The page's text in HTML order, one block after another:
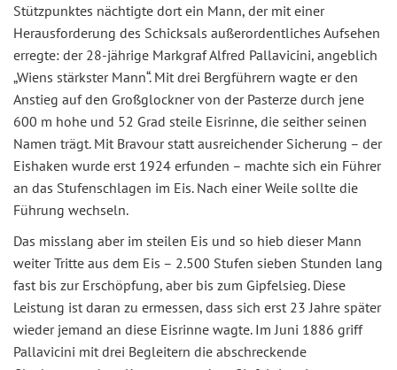
Stützpunktes nächtigte dort ein Mann, der mit einer
Herausforderung des Schicksals außerordentliches Aufsehen
erregte: der 28-jährige Markgraf Alfred Pallavicini, angeblich
„Wiens stärkster Mann“. Mit drei Bergführern wagte er den
Anstieg auf den Großglockner von der Pasterze durch jene
600 m hohe und 52 Grad steile Eisrinne, die seither seinen
Namen trägt. Mit Bravour statt ausreichender Sicherung – der
Eishaken wurde erst 1924 erfunden – machte sich ein Führer
an das Stufenschlagen im Eis. Nach einer Weile sollte die
Führung wechseln.
Das misslang aber im steilen Eis und so hieb dieser Mann
weiter Tritte aus dem Eis – 2.500 Stufen sieben Stunden lang
fast bis zur Erschöpfung, aber bis zum Gipfelsieg. Diese
Leistung ist daran zu ermessen, dass sich erst 23 Jahre später
wieder jemand an diese Eisrinne wagte. Im Juni 1886 griff
Pallavicini mit drei Begleitern die abschreckende